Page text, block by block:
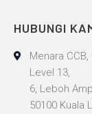
HUBUNGI
Menara CCB,
Level 13,
6, Leboh
50100 Kuala